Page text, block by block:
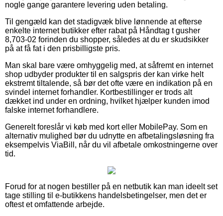
nogle gange garantere levering uden betaling.
Til gengæld kan det stadigvæk blive lønnende at efterse
enkelte internet butikker efter rabat på Håndtag t gusher
8,703-02 forinden du shopper, således at du er skudsikker
på at få fat i den prisbilligste pris.
Man skal bare være omhyggelig med, at såfremt en internet
shop udbyder produkter til en salgspris der kan virke helt
ekstremt tiltalende, så bør det ofte være en indikation på en
svindel internet forhandler. Kortbestillinger er trods alt
dækket ind under en ordning, hvilket hjælper kunden imod
falske internet forhandlere.
Generelt foreslår vi køb med kort eller MobilePay. Som en
alternativ mulighed bør du udnytte en afbetalingsløsning fra
eksempelvis ViaBill, når du vil afbetale omkostningerne over
tid.
Forud for at nogen bestiller på en netbutik kan man ideelt set
tage stilling til e-butikkens handelsbetingelser, men det er
oftest et omfattende arbejde.